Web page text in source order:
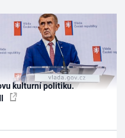
kulturní politiku.